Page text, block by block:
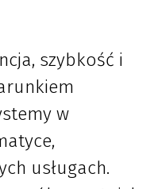
szybkość i
w
usługach.